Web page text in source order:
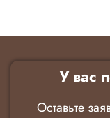
У вас
Оставьте